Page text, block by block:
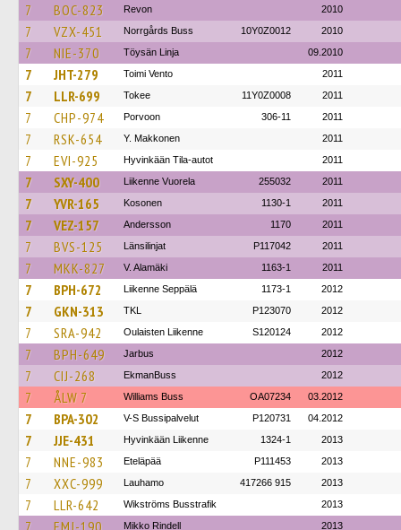
7 BOC-823 Revon 2010
7 VZX-451 Norrgårds Buss 10Y0Z0012 2010
7 NIE-370 Töysän Linja 09.2010
7 JHT-279 Toimi Vento 2011
7 LLR-699 Tokee 11Y0Z0008 2011
7 CHP-974 Porvoon 306-11 2011
7 RSK-654 Y. Makkonen 2011
7 EVI-925 Hyvinkään Tila-autot 2011
7 SXY-400 Liikenne Vuorela 255032 2011
7 YVR-165 Kosonen 1130-1 2011
7 VEZ-157 Andersson 1170 2011
7 BVS-125 Länsilinjat P117042 2011
7 MKK-827 V. Alamäki 1163-1 2011
7 BPH-672 Liikenne Seppälä 1173-1 2012
7 GKN-313 TKL P123070 2012
7 SRA-942 Oulaisten Liikenne S120124 2012
7 BPH-649 Jarbus 2012
7 CIJ-268 EkmanBuss 2012
7 ÅLW 7 Williams Buss OA07234 03.2012
7 BPA-302 V-S Bussipalvelut P120731 04.2012
7 JJE-431 Hyvinkään Liikenne 1324-1 2013
7 NNE-983 Eteläpää P111453 2013
7 XXC-999 Lauhamo 417266 915 2013
7 LLR-642 Wikströms Busstrafik 2013
7 EMJ-190 Mikko Rindell 2013